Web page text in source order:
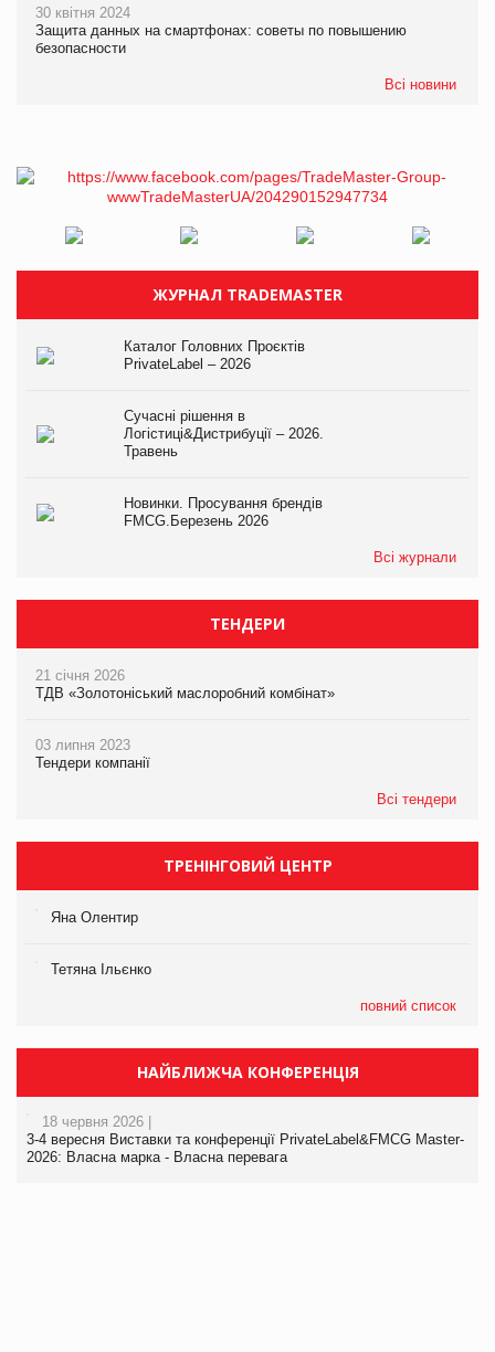
30 квітня 2024
Защита данных на смартфонах: советы по повышению
безопасности
Всі новини
ЖУРНАЛ TRADEMASTER
Каталог Головних Проєктів
PrivateLabel – 2026
Сучасні рішення в
Логістиці&Дистрибуції – 2026.
Травень
Новинки. Просування брендів
FMCG.Березень 2026
Всі журнали
ТЕНДЕРИ
21 січня 2026
ТДВ «Золотоніський маслоробний комбінат»
03 липня 2023
Тендери компанії
Всі тендери
ТРЕНІНГОВИЙ ЦЕНТР
Яна Олентир
Тетяна Ільєнко
повний список
НАЙБЛИЖЧА КОНФЕРЕНЦІЯ
18 червня 2026 |
3-4 вересня Виставки та конференції PrivateLabel&FMCG Master-
2026: Власна марка - Власна перевага